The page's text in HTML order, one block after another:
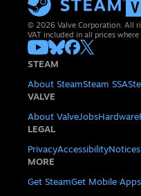
© 2026 Valve Corporation. All
VAT included in all prices
STEAM
About SteamSteam SSA
VALVE
About ValveJobsHardware
LEGAL
PrivacyAccessibility
MORE
Get SteamGet Mobile Apps